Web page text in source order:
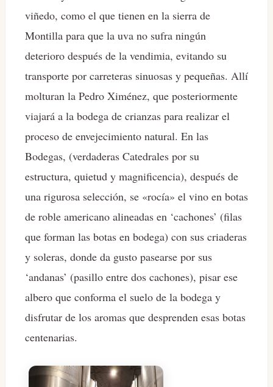
viñedo, como el que tienen en la sierra de
Montilla para que la uva no sufra ningún
deterioro después de la vendimia, evitando su
transporte por carreteras sinuosas y pequeñas. Allí
molturan la Pedro Ximénez, que posteriormente
viajará a la bodega de crianzas para realizar el
proceso de envejecimiento natural. En las
Bodegas, (verdaderas Catedrales por su
estructura, quietud y magnificencia), después de
una rigurosa selección, se «rocía» el vino en botas
de roble americano alineadas en ‘cachones’ (filas
que forman las botas en bodega) con sus criaderas
y soleras, donde da gusto pasearse por sus
‘andanas’ (pasillo entre dos cachones), pisar ese
albero que conforma el suelo de la bodega y
disfrutar de los aromas que desprenden esas botas
centenarias.